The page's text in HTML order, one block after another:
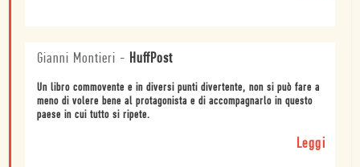
Gianni Montieri - HuffPost
Un libro commovente e in diversi punti divertente, non si può fare a
meno di volere bene al protagonista e di accompagnarlo in questo
paese in cui tutto si ripete.
Leggi